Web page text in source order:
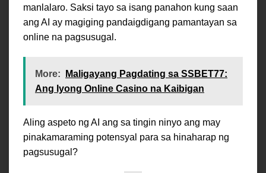
manlalaro. Saksi tayo sa isang panahon kung saan
ang AI ay magiging pandaigdigang pamantayan sa
online na pagsusugal.
More:
Maligayang Pagdating sa SSBET77:
Ang Iyong Online Casino na Kaibigan
Aling aspeto ng AI ang sa tingin ninyo ang may
pinakamaraming potensyal para sa hinaharap ng
pagsusugal?